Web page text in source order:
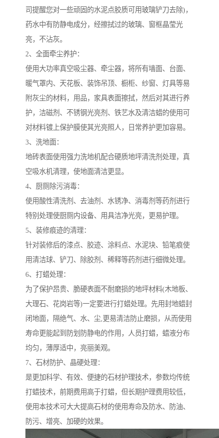
司提醒您对一些顽固的水泥点胶质可用玻璃铲刀去除)，
药水中有防静电成分，经擦拭过的玻璃、窗框晶莹光
亮，不沾灰。
2、全面牵尘养护：
使用大功率真空吸尘器、牵尘器，将所有墙面、台面、
暖气罩内、天花板、装饰吊顶、橱柜、纱窗、灯具等易
附灰尘的材料，用品，家具表面擦拭，然后对其进行养
护，洁磁剂、不锈钢光亮剂、铁艺水及清洁蜡的使用可
对材料镀上保护膜使其光亮照人，日常养护更加容易。
3、洗地面：
地砖表面使用强力洗地机配合硬质地坪清洗剂处理，真
空吸水机清理，使地面清洁更显。
4、厨厕除污消毒：
使用酸性清洗剂、去油剂、水锈净、消毒剂等药剂进行
特别处理使厨厕内设备、用具洁净光亮，更易护理。
5、装修痕迹的清理：
针对装修后的漆点、胶迹、涂料点、水泥块、铅笔痕使
用清洁球、铲刀、除胶剂、稀释等药剂进行细微处理。
6、打蜡处理：
为了保护昂贵、脆硬表面不耐磨损的地坪材料(木地板、
大理石、花岗岩等)一定要进行打蜡处理。先用封地蜡封
闭地面，隔绝气、水、尘,更易清洁防止磨损，从而使用
寿命更能起到防划防静电的作用，人员打蜡，蜡液分布
均匀，薄厚适中，亮丽美观。
7、石材防护、晶硬处理：
是更加科学、有效、便捷的石材护理技术，参数均传统
打蜡技术，前期费用高于打蜡，但长期护理费用较低，
使用本技术可大大提高石材的使用寿命及防水、防油、
防污、增亮、加硬的效果。